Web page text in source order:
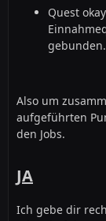
Quest
gebunden.
Also um
aufgeführten
den Jobs.
JA
Ich gebe dir